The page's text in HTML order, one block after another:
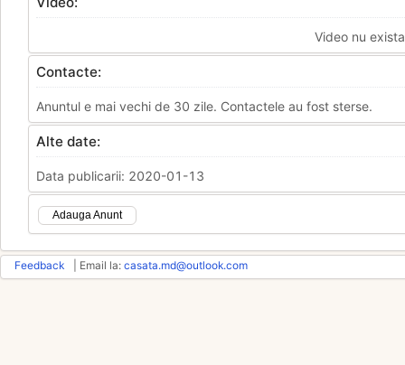
Video nu
Contacte:
Anuntul e mai vechi de 30 zile. Contactele au fost sterse.
Alte date:
Data publicarii: 2020-01-13
Adauga Anunt
Feedback | Email la: casata.md@outlook.com